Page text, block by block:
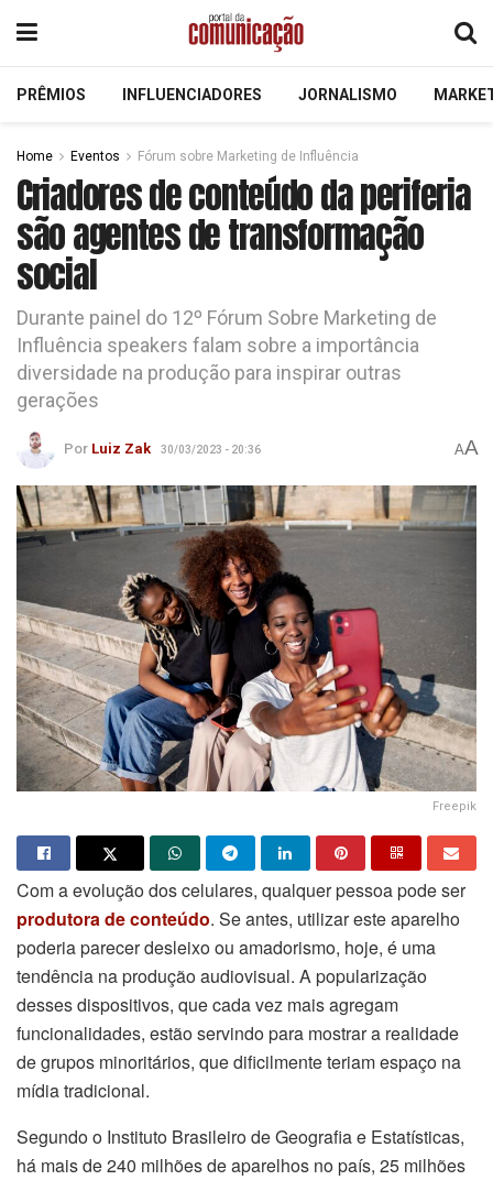
PRÊMIOS INFLUENCIADORES JORNALISMO
Home Eventos Fórum sobre Marketing de Influência
Criadores de conteúdo da periferia
são agentes de transformação
social
Durante painel do 12º Fórum Sobre Marketing de
Influência speakers falam sobre a importância
diversidade na produção para inspirar outras
gerações
Por Luiz Zak 30/03/2023 - 20:36 AA
Freepik
Com a evolução dos celulares, qualquer pessoa pode ser
produtora de conteúdo. Se antes, utilizar este aparelho
poderia parecer desleixo ou amadorismo, hoje, é uma
tendência na produção audiovisual. A popularização
desses dispositivos, que cada vez mais agregam
funcionalidades, estão servindo para mostrar a realidade
de grupos minoritários, que dificilmente teriam espaço na
mídia tradicional.
Segundo o Instituto Brasileiro de Geografia e Estatísticas,
há mais de 240 milhões de aparelhos no país, 25 milhões